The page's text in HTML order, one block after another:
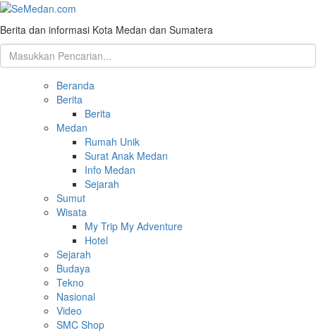
Berita dan informasi Kota Medan dan Sumatera
Beranda
Berita
Berita
Medan
Rumah Unik
Surat Anak Medan
Info Medan
Sejarah
Sumut
Wisata
My Trip My Adventure
Hotel
Sejarah
Budaya
Tekno
Nasional
Video
SMC Shop